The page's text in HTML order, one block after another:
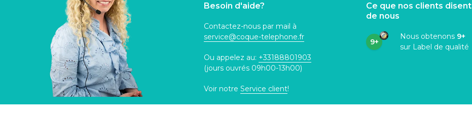
Besoin d'aide?
Contactez-nous par mail à
service@coque-telephone.fr
Ou appelez au: +33188801903
(jours ouvrés 09h00-13h00)
Voir notre Service client!
Ce que nos clients disent
de nous
9+
Nous obtenons 9+
sur Label de qualité